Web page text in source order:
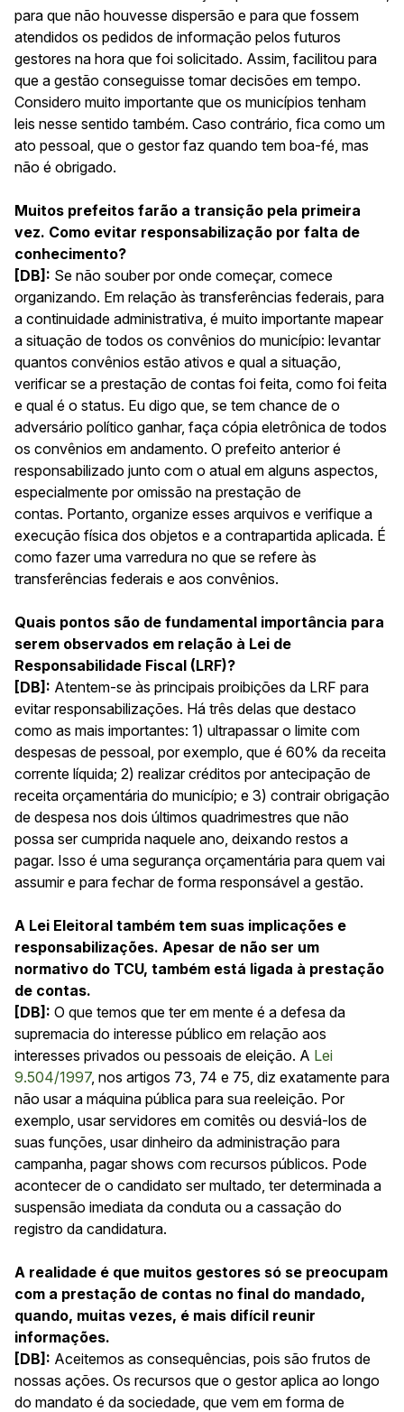
para que não houvesse dispersão e para que fossem
atendidos os pedidos de informação pelos futuros
gestores na hora que foi solicitado. Assim, facilitou para
que a gestão conseguisse tomar decisões em tempo.
Considero muito importante que os municípios tenham
leis nesse sentido também. Caso contrário, fica como um
ato pessoal, que o gestor faz quando tem boa-fé, mas
não é obrigado.
Muitos prefeitos farão a transição pela primeira
vez. Como evitar responsabilização por falta de
conhecimento?
[DB]: Se não souber por onde começar, comece
organizando. Em relação às transferências federais, para
a continuidade administrativa, é muito importante mapear
a situação de todos os convênios do município: levantar
quantos convênios estão ativos e qual a situação,
verificar se a prestação de contas foi feita, como foi feita
e qual é o status. Eu digo que, se tem chance de o
adversário político ganhar, faça cópia eletrônica de todos
os convênios em andamento. O prefeito anterior é
responsabilizado junto com o atual em alguns aspectos,
especialmente por omissão na prestação de
contas. Portanto, organize esses arquivos e verifique a
execução física dos objetos e a contrapartida aplicada. É
como fazer uma varredura no que se refere às
transferências federais e aos convênios.
Quais pontos são de fundamental importância para
serem observados em relação à Lei de
Responsabilidade Fiscal (LRF)?
[DB]: Atentem-se às principais proibições da LRF para
evitar responsabilizações. Há três delas que destaco
como as mais importantes: 1) ultrapassar o limite com
despesas de pessoal, por exemplo, que é 60% da receita
corrente líquida; 2) realizar créditos por antecipação de
receita orçamentária do município; e 3) contrair obrigação
de despesa nos dois últimos quadrimestres que não
possa ser cumprida naquele ano, deixando restos a
pagar. Isso é uma segurança orçamentária para quem vai
assumir e para fechar de forma responsável a gestão.
A Lei Eleitoral também tem suas implicações e
responsabilizações. Apesar de não ser um
normativo do TCU, também está ligada à prestação
de contas.
[DB]: O que temos que ter em mente é a defesa da
supremacia do interesse público em relação aos
interesses privados ou pessoais de eleição. A Lei
9.504/1997, nos artigos 73, 74 e 75, diz exatamente para
não usar a máquina pública para sua reeleição. Por
exemplo, usar servidores em comitês ou desviá-los de
suas funções, usar dinheiro da administração para
campanha, pagar shows com recursos públicos. Pode
acontecer de o candidato ser multado, ter determinada a
suspensão imediata da conduta ou a cassação do
registro da candidatura.
A realidade é que muitos gestores só se preocupam
com a prestação de contas no final do mandado,
quando, muitas vezes, é mais difícil reunir
informações.
[DB]: Aceitemos as consequências, pois são frutos de
nossas ações. Os recursos que o gestor aplica ao longo
do mandato é da sociedade, que vem em forma de